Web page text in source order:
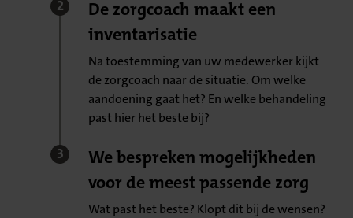
De zorgcoach maakt een
inventarisatie
Na toestemming van uw medewerker kijkt
de zorgcoach naar de situatie. Om welke
aandoening gaat het? En welke behandeling
past hier het beste bij?
We bespreken mogelijkheden
voor de meest passende zorg
Wat past het beste? Klopt dit bij de wensen?